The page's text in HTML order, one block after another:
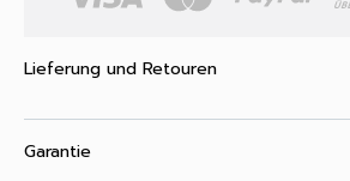
Lieferung und Retouren
Garantie